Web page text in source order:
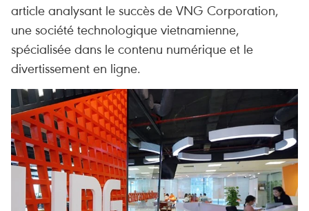
article analysant le succès de VNG Corporation,
une société technologique vietnamienne,
spécialisée dans le contenu numérique et le
divertissement en ligne.